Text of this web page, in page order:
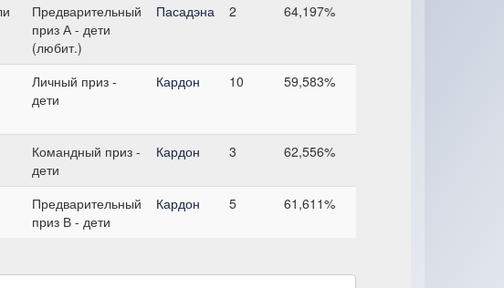
Предварительный
приз А - дети
(любит.)
Пасадэна 2 64,197%
Личный приз -
дети
Кардон 10 59,583%
Командный приз -
дети
Кардон 3 62,556%
Предварительный
приз В - дети
Кардон 5 61,611%